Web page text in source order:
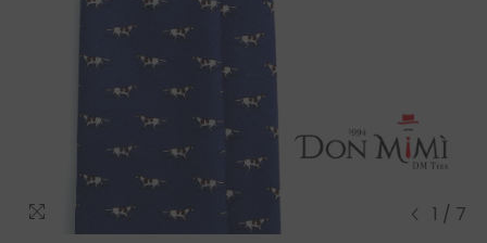
1 / 7